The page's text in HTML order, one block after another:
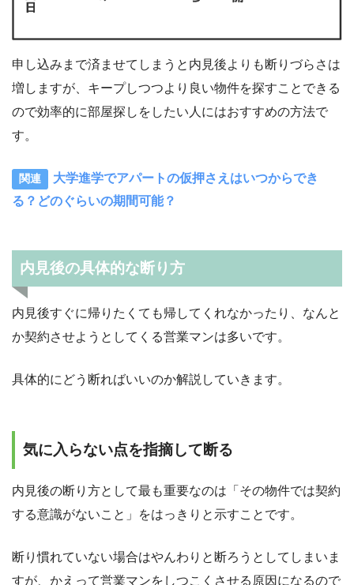
申し込みまで済ませてしまうと内見後よりも断りづらさは
増しますが、キープしつつより良い物件を探すことできる
ので効率的に部屋探しをしたい人にはおすすめの方法で
す。
大学進学でアパートの仮押さえはいつからでき
る？どのぐらいの期間可能？
内見後の具体的な断り方
内見後すぐに帰りたくても帰してくれなかったり、なんと
か契約させようとしてくる営業マンは多いです。
具体的にどう断ればいいのか解説していきます。
気に入らない点を指摘して断る
内見後の断り方として最も重要なのは「その物件では契約
する意識がないこと」をはっきりと示すことです。
断り慣れていない場合はやんわりと断ろうとしてしまいま
すが、かえって営業マンをしつこくさせる原因になるので